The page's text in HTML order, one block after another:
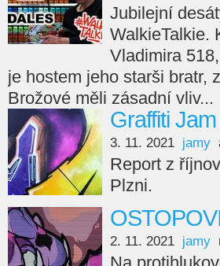
Jubilejní
WalkieTalkie.
Vladimira
je hostem jeho starši bratr,
Brožové měli zásadní vliv...
Graffiti
3. 11. 2021 jamy
Report z
Plzni.
2. 11. 2021 jamy